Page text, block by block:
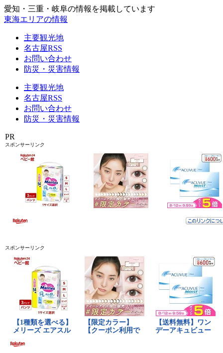
愛知・三重・岐阜の情報を掲載しています
東海エリアの情報
主要観光地
名古屋RSS
お問い合わせ
防災・災害情報
主要観光地
名古屋RSS
お問い合わせ
防災・災害情報
PR
スポンサーリンク
スポンサーリンク